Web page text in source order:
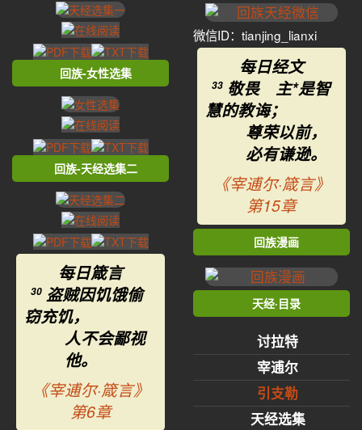
回族-女性选集
回族-天经选集二
每日箴言
30 盗贼因饥饿偷
窃充饥，
人不会鄙视
他。
《宰逋尔·箴言》
第6章
微信ID：tianjing_lianxi
每日经文
33 敬畏 主*是智
慧的教诲；
尊荣以前，
必有谦逊。
《宰逋尔·箴言》
第15章
回族漫画
天经·目录
讨拉特
宰逋尔
引支勒
天经选集